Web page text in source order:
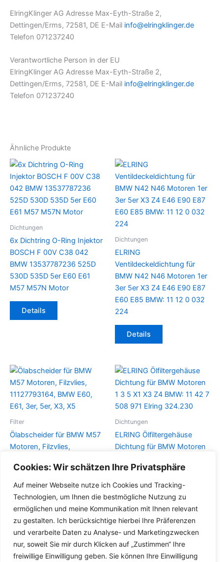
Cookies: Wir schätzen Ihre Privatsphäre
Auf meiner Webseite nutze ich Cookies und Tracking-
Technologien, um Ihnen die bestmögliche Nutzung zu
ermöglichen und meine Kommunikation mit Ihnen relevant
zu gestalten. Ich berücksichtige hierbei Ihre Präferenzen
und verarbeite Daten zu Analyse- und Marketingzwecken
nur, soweit Sie mir durch Klicken auf „Zustimmen“ Ihre
freiwillige Einwilligung geben. Sie können Ihre Einwilligung
ElringKlinger AG Adresse Max-Eyth-Straße 2,
Dettingen/Erms, 72581, DE E-Mail info@elringklinger.de
Telefon 071237240
Verantwortliche Person in der EU
ElringKlinger AG Adresse Max-Eyth-Straße 2,
Dettingen/Erms, 72581, DE E-Mail info@elringklinger.de
Telefon 071237240
Ähnliche Produkte
Dichtungen
6x Dichtring O-Ring Injektor
BOSCH F 00V C38 042
BMW 13537787236 525D
530D 535D 5er E60 E61
M57 M57N Motor
Details
Dichtungen
ELRING
Ventildeckeldichtung für
BMW N42 N46 Motoren 1er
3er 5er X3 Z4 E46 E90 E87
E60 E85 BMW: 11 12 0 032
224
Details
Filter
Ölabscheider für BMW M57
Motoren, Filzvlies,
E61, 3er, 5er, X3, X5
Details
Dichtungen
ELRING Ölfiltergehäuse
Dichtung für BMW Motoren
508 971 Elring 324.230
Details